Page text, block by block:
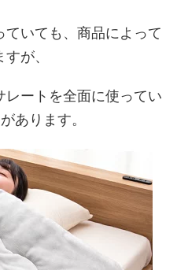
いても、商品によって
が、
レートを全面に使ってい
があります。